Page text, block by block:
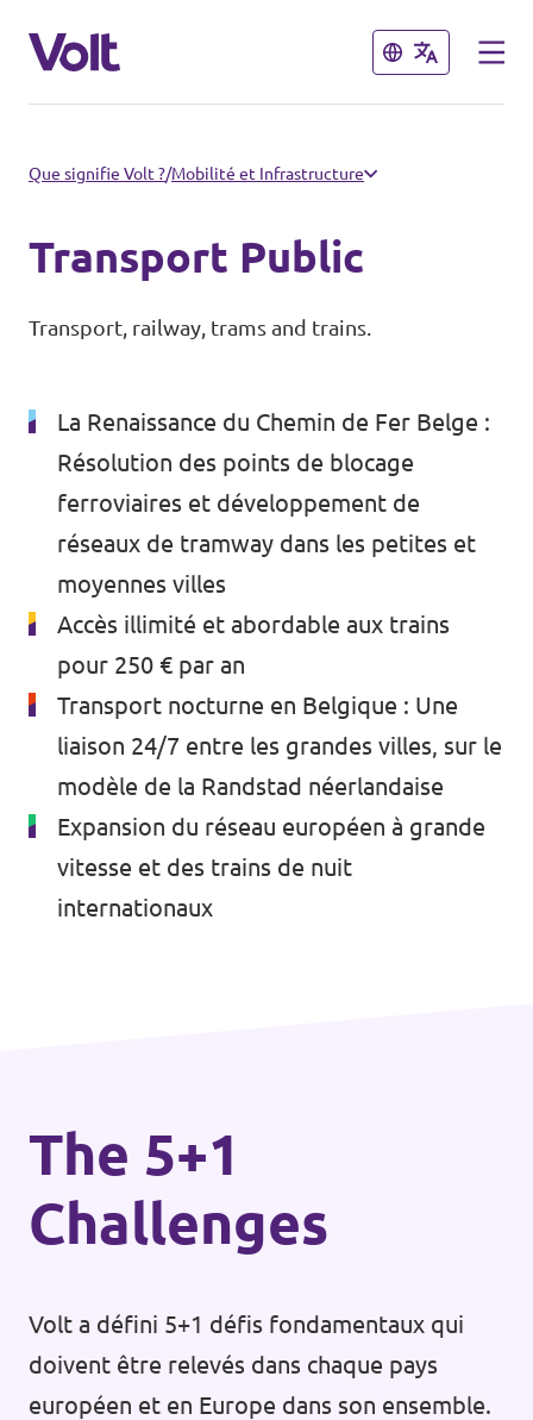
Fermer
Choisir une langue
Volt Tervuren
Volt Leuven
Volt Bruxelles
Volt Antwerpen
Volt Oost-Vlaanderen
Volt West-Vlaanderen
Fermer
Personnes
Actualités
Agenda
Faire un don
Rejoignez-nous
Page d'accueil
Volontaire
Contact
Que signifie Volt ?/Mobilité et Infrastructure
Transport Public
Transport, railway, trams and trains.
La Renaissance du Chemin de Fer Belge :
Résolution des points de blocage
ferroviaires et développement de
réseaux de tramway dans les petites et
moyennes villes
Accès illimité et abordable aux trains
pour 250 € par an
Transport nocturne en Belgique : Une
liaison 24/7 entre les grandes villes, sur le
modèle de la Randstad néerlandaise
Expansion du réseau européen à grande
vitesse et des trains de nuit
internationaux
The 5+1
Challenges
Volt a défini 5+1 défis fondamentaux qui
doivent être relevés dans chaque pays
européen et en Europe dans son ensemble.